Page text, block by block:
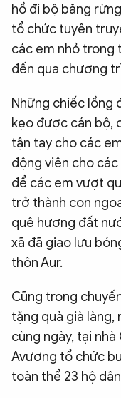
hồ đi bộ băng
tổ chức tuyên
các em nhỏ trong
đến qua chương
Những chiếc lồng
kẹo được cán bộ,
tận tay cho các
động viên cho
để các em vượt
trở thành con
quê hương đất
xã đã giao lưu
thôn Aur.
Cũng trong
tặng quà già làng,
cùng ngày, tại
Avương tổ chức
toàn thể 23 hộ